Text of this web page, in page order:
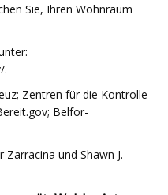
Sie, Ihren Wohnraum
.
Zentren für die Kontrolle
Belfor-
und Shawn J.